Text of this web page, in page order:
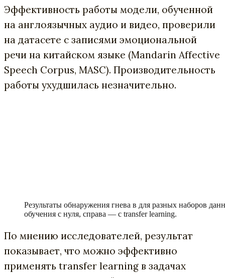
Эффективность работы модели, обученной
на англоязычных аудио и видео, проверили
на датасете с записями эмоциональной
речи на китайском языке (Mandarin Affective
Speech Corpus, MASC). Производительность
работы ухудшилась незначительно.
Результаты обнаружения гнева в для разных наборов
обучения с нуля, справа — с transfer learning.
По мнению исследователей, результат
показывает, что можно эффективно
применять transfer learning в задачах